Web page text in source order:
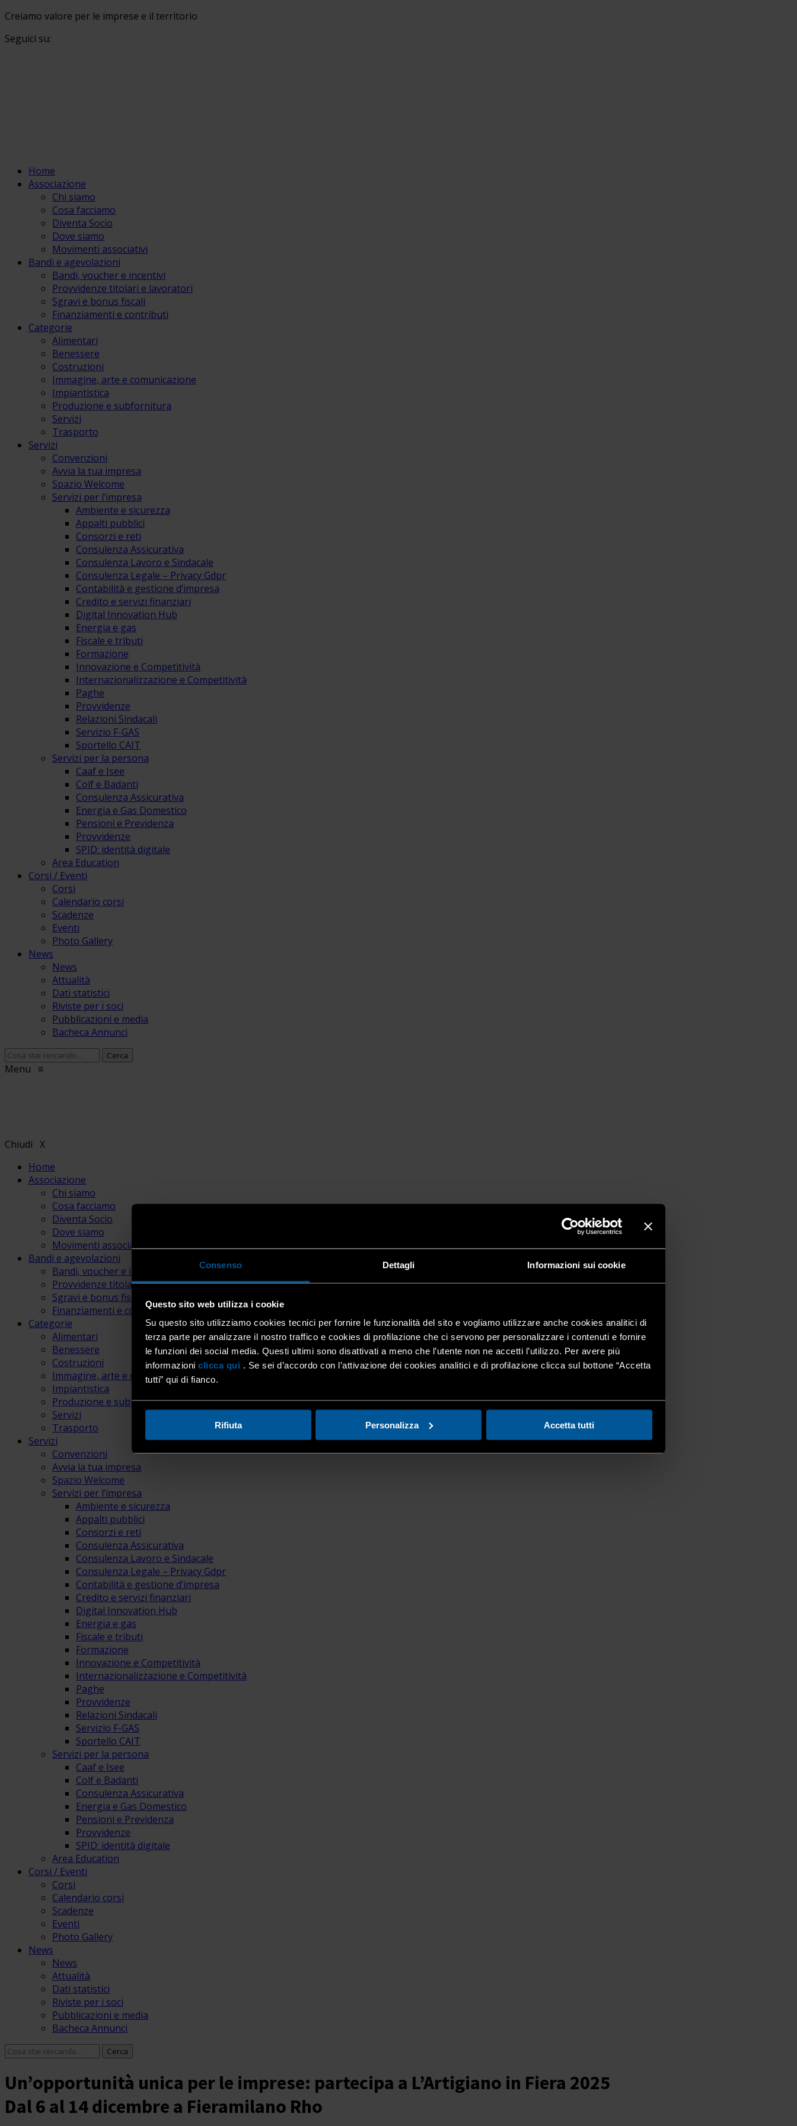
Consenso Dettagli Informazioni sui cookie
Questo sito web utilizza i cookie
Su questo sito utilizziamo cookies tecnici per fornire le funzionalità del sito e vogliamo utilizzare anche cookies analitici di
terza parte per analizzare il nostro traffico e cookies di profilazione che ci servono per personalizzare i contenuti e fornire
le funzioni dei social media. Questi ultimi sono disattivati a meno che l’utente non ne accetti l’utilizzo. Per avere più
informazioni clicca qui . Se sei d’accordo con l’attivazione dei cookies analitici e di profilazione clicca sul bottone “Accetta
tutti” qui di fianco.
Rifiuta Personalizza Accetta tutti
Creiamo valore per le imprese e il territorio
Seguici su:
Home
Associazione
Chi siamo
Cosa facciamo
Diventa Socio
Dove siamo
Movimenti associativi
Bandi e agevolazioni
Bandi, voucher e incentivi
Provvidenze titolari e lavoratori
Sgravi e bonus fiscali
Finanziamenti e contributi
Categorie
Alimentari
Benessere
Costruzioni
Immagine, arte e comunicazione
Impiantistica
Produzione e subfornitura
Servizi
Trasporto
Servizi
Convenzioni
Avvia la tua impresa
Spazio Welcome
Servizi per l’impresa
Ambiente e sicurezza
Appalti pubblici
Consorzi e reti
Consulenza Assicurativa
Consulenza Lavoro e Sindacale
Consulenza Legale – Privacy Gdpr
Contabilità e gestione d’impresa
Credito e servizi finanziari
Digital Innovation Hub
Energia e gas
Fiscale e tributi
Formazione
Innovazione e Competitività
Internazionalizzazione e Competitività
Paghe
Provvidenze
Relazioni Sindacali
Servizio F-GAS
Sportello CAIT
Servizi per la persona
Caaf e Isee
Colf e Badanti
Consulenza Assicurativa
Energia e Gas Domestico
Pensioni e Previdenza
Provvidenze
SPID: identità digitale
Area Education
Corsi / Eventi
Corsi
Calendario corsi
Scadenze
Eventi
Photo Gallery
News
News
Attualità
Dati statistici
Riviste per i soci
Pubblicazioni e media
Bacheca Annunci
Menu ≡
Chiudi X
Home
Associazione
Chi siamo
Cosa facciamo
Diventa Socio
Dove siamo
Movimenti associativi
Bandi e agevolazioni
Bandi, voucher e incentivi
Provvidenze titolari e lavoratori
Sgravi e bonus fiscali
Finanziamenti e contributi
Categorie
Alimentari
Benessere
Costruzioni
Immagine, arte e comunicazione
Impiantistica
Produzione e subfornitura
Servizi
Trasporto
Servizi
Convenzioni
Avvia la tua impresa
Spazio Welcome
Servizi per l’impresa
Ambiente e sicurezza
Appalti pubblici
Consorzi e reti
Consulenza Assicurativa
Consulenza Lavoro e Sindacale
Consulenza Legale – Privacy Gdpr
Contabilità e gestione d’impresa
Credito e servizi finanziari
Digital Innovation Hub
Energia e gas
Fiscale e tributi
Formazione
Innovazione e Competitività
Internazionalizzazione e Competitività
Paghe
Provvidenze
Relazioni Sindacali
Servizio F-GAS
Sportello CAIT
Servizi per la persona
Caaf e Isee
Colf e Badanti
Consulenza Assicurativa
Energia e Gas Domestico
Pensioni e Previdenza
Provvidenze
SPID: identità digitale
Area Education
Corsi / Eventi
Corsi
Calendario corsi
Scadenze
Eventi
Photo Gallery
News
News
Attualità
Dati statistici
Riviste per i soci
Pubblicazioni e media
Bacheca Annunci
Un’opportunità unica per le imprese: partecipa a L’Artigiano in Fiera 2025
Dal 6 al 14 dicembre a Fieramilano Rho